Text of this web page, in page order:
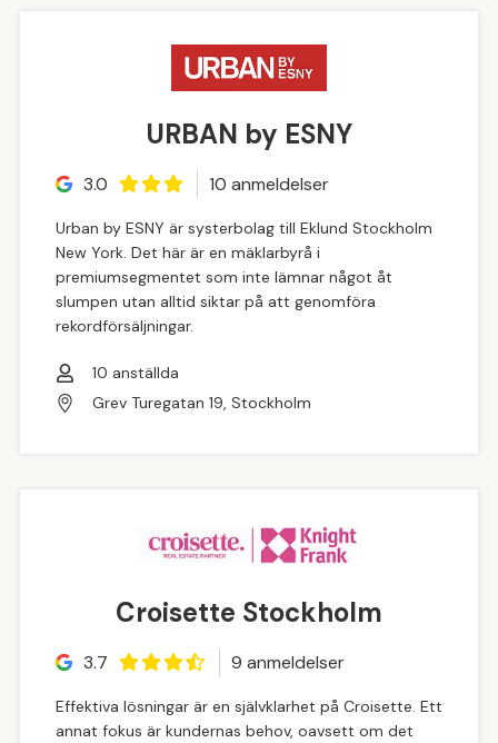
URBAN by ESNY
3.0 10 anmeldelser
Urban by ESNY är systerbolag till Eklund Stockholm
New York. Det här är en mäklarbyrå i
premiumsegmentet som inte lämnar något åt
slumpen utan alltid siktar på att genomföra
rekordförsäljningar.
10 anställda
Grev Turegatan 19, Stockholm
Croisette Stockholm
3.7 9 anmeldelser
Effektiva lösningar är en självklarhet på Croisette. Ett
annat fokus är kundernas behov, oavsett om det